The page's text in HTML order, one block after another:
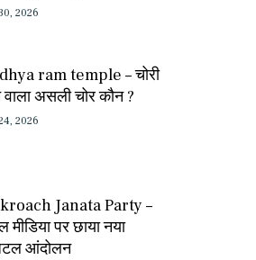
2026
ram temple – चोरी
असली चोर कौन ?
2026
Janata Party –
मीडिया पर छाया नया
आंदोलन